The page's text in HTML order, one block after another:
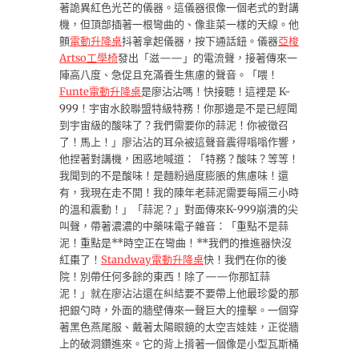
著詭異紅色光芒的儀器。這儀器很像一個老式的對講
機，但頂部插著一根彎曲的、像韭菜一樣的天線。他
顫電動升降桌抖著拿起儀器，按下通話鈕。儀器亞梭
Artso工學椅發出「滋——」的電流聲，接著傳來一
陣高八度、急促且充滿養生焦慮的聲音。「喂！
Funte電動升降桌是廖沾沾嗎！快接聽！這裡是 K-
999！宇宙水餃聯盟特級特務！你那邊是不是已經聞
到宇宙級的酸味了？我們需要你的蒜泥！你被徵召
了！馬上！」廖沾沾的耳朵被這聲音震得嗡嗡作響，
他捏著對講機，困惑地喊道：「特務？酸味？等等！
我聞到的不是酸味！是麵粉過度膨脹的焦慮味！還
有，我現在走不開！我的陳年老蒜泥需要每隔三小時
的溫和震動！」「蒜泥？」對面傳來K-999崩潰的尖
叫聲，帶著濃濃的中藥味電子雜音：「重點不是蒜
泥！重點是**時空正在彎曲！**我們的推進器快沒
紅棗了！ Standway電動升降桌快！我們在你的後
院！別帶任何多餘的東西！除了——你那缸蒜
泥！」就在廖沾沾還在糾結要不要帶上他最珍愛的那
把銀勺時，外面的牆壁傳來一聲巨大的撞擊。一個穿
著黑色燕尾服、戴著太陽眼鏡的太空吉娃娃，正從牆
上的破洞鑽進來。它的背上揹著一個像是小型瓦斯桶